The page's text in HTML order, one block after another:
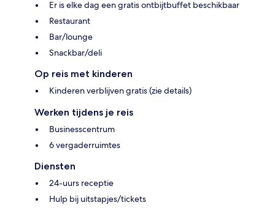
Er is elke dag een gratis ontbijtbuffet beschikbaar
Restaurant
Bar/lounge
Snackbar/deli
Op reis met kinderen
Kinderen verblijven gratis (zie details)
Werken tijdens je reis
Businesscentrum
6 vergaderruimtes
Diensten
24-uurs receptie
Hulp bij uitstapjes/tickets